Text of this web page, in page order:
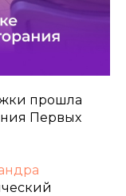
прошла
Первых